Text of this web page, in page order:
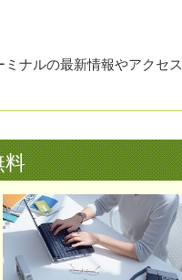
ナルの最新情報やアクセス
料